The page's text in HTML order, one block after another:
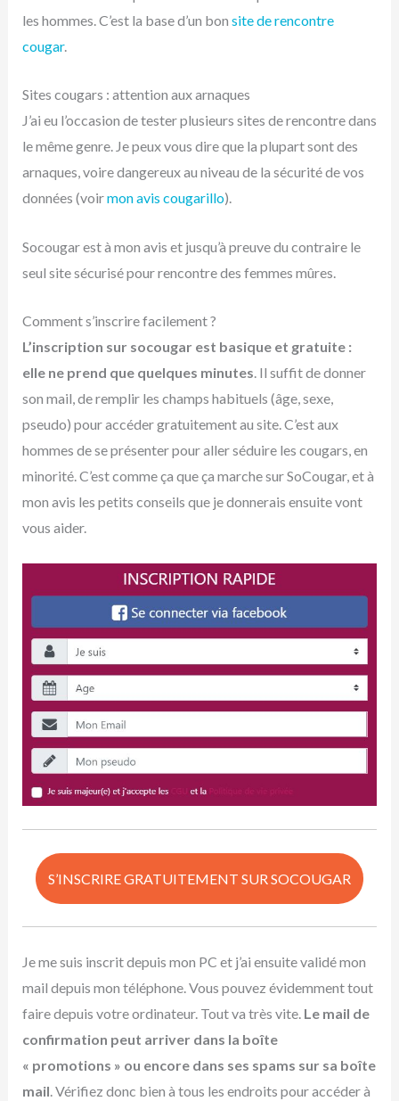
les hommes. C’est la base d’un bon site de rencontre
cougar.
Sites cougars : attention aux arnaques
J’ai eu l’occasion de tester plusieurs sites de rencontre dans
le même genre. Je peux vous dire que la plupart sont des
arnaques, voire dangereux au niveau de la sécurité de vos
données (voirmon avis cougarillo).
Socougar est à mon avis et jusqu’à preuve du contraire le
seul site sécurisé pour rencontre des femmes mûres.
Comment s’inscrire facilement ?
L’inscription sur socougar est basique et gratuite :
elle ne prend que quelques minutes. Il suffit de donner
son mail, de remplir les champs habituels (âge, sexe,
pseudo) pour accéder gratuitement au site. C’est aux
hommes de se présenter pour aller séduire les cougars, en
minorité. C’est comme ça que ça marche sur SoCougar, et à
mon avis les petits conseils que je donnerais ensuite vont
vous aider.
S’INSCRIRE GRATUITEMENT SUR SOCOUGAR
Je me suis inscrit depuis mon PC et j’ai ensuite validé mon
mail depuis mon téléphone. Vous pouvez évidemment tout
faire depuis votre ordinateur. Tout va très vite. Le mail de
confirmation peut arriver dans la boîte
« promotions » ou encore dans ses spams sur sa boîte
mail. Vérifiez donc bien à tous les endroits pour accéder à